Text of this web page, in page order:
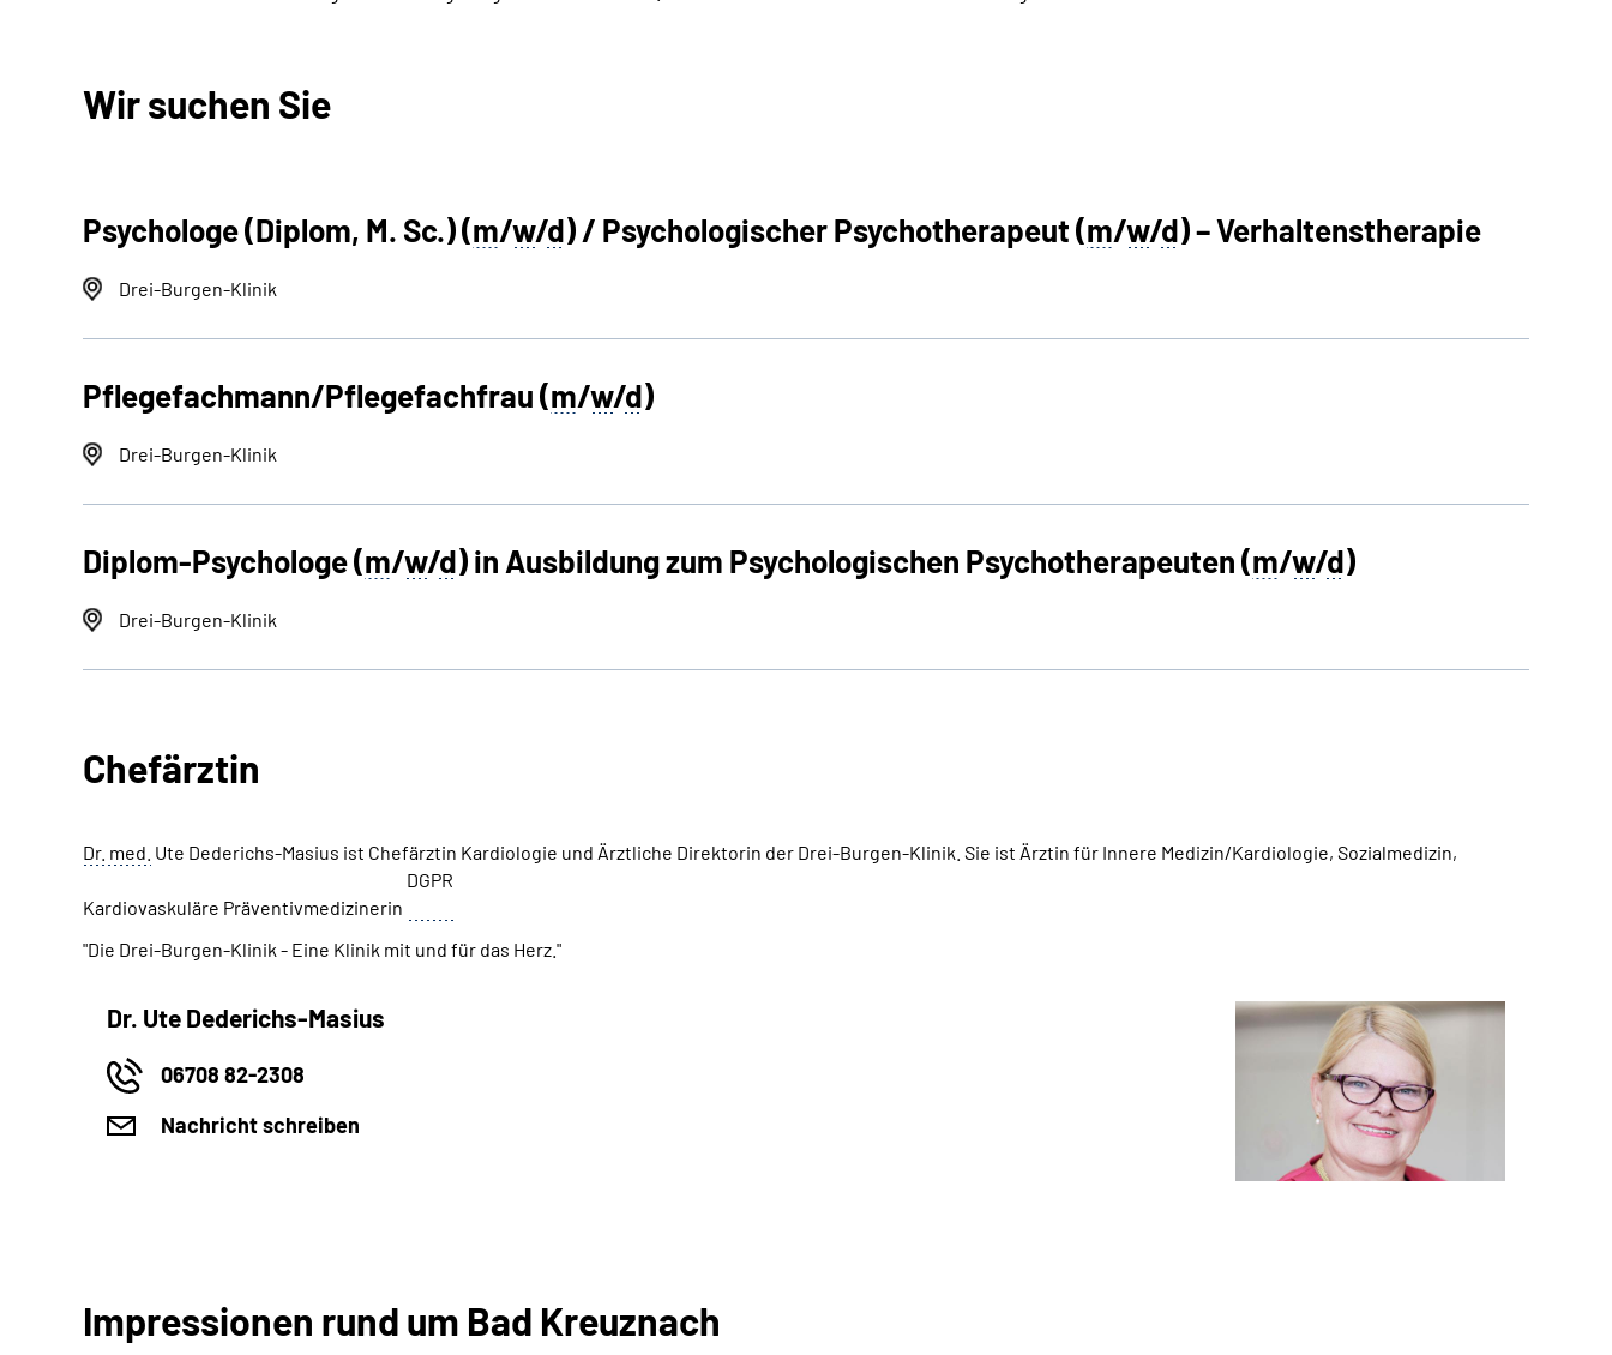
Wir suchen Sie
Psychologe (Diplom, M. Sc.) (m/w/d) / Psychologischer Psychotherapeut (m/w/d) – Verhaltenstherapie
Drei-Burgen-Klinik
Pflegefachmann/Pflegefachfrau (m/w/d)
Drei-Burgen-Klinik
Diplom-Psychologe (m/w/d) in Ausbildung zum Psychologischen Psychotherapeuten (m/w/d)
Drei-Burgen-Klinik
Chefärztin
Dr. med. Ute Dederichs-Masius ist Chefärztin Kardiologie und Ärztliche Direktorin der Drei-Burgen-Klinik. Sie ist Ärztin für Innere Medizin/Kardiologie, Sozialmedizin,
Kardiovaskuläre Präventivmedizinerin
DGPR
"Die Drei-Burgen-Klinik - Eine Klinik mit und für das Herz."
Dr. Ute Dederichs-Masius
06708 82-2308
Nachricht schreiben
Impressionen rund um Bad Kreuznach